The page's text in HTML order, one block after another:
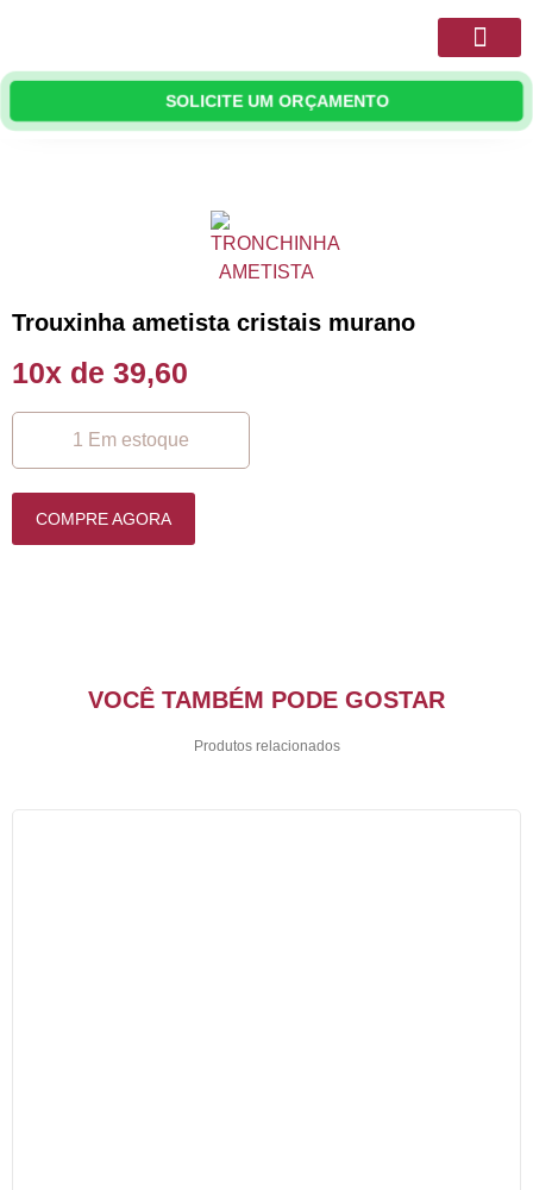
SOLICITE UM ORÇAMENTO
Trouxinha ametista cristais murano
10x de 39,60
1 Em estoque
COMPRE AGORA
VOCÊ TAMBÉM PODE GOSTAR
Produtos relacionados